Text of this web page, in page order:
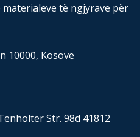
të ngjyrave për
10000, Kosovë
Str. 98d 41812